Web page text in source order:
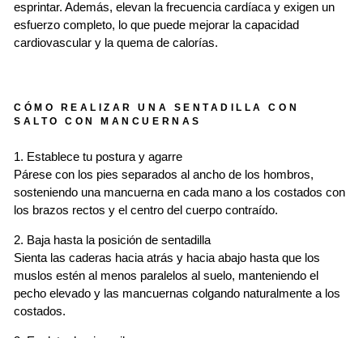
esprintar. Además, elevan la frecuencia cardíaca y exigen un
esfuerzo completo, lo que puede mejorar la capacidad
cardiovascular y la quema de calorías.
CÓMO REALIZAR UNA SENTADILLA CON
SALTO CON MANCUERNAS
1. Establece tu postura y agarre
Párese con los pies separados al ancho de los hombros,
sosteniendo una mancuerna en cada mano a los costados con
los brazos rectos y el centro del cuerpo contraído.
2. Baja hasta la posición de sentadilla
Sienta las caderas hacia atrás y hacia abajo hasta que los
muslos estén al menos paralelos al suelo, manteniendo el
pecho elevado y las mancuernas colgando naturalmente a los
costados.